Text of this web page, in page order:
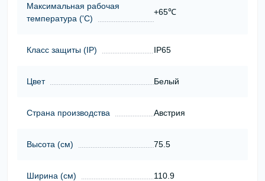
Максимальная рабочая
температура ('С)
+65℃
Класс защиты (ІР) IP65
Цвет Белый
Страна производства Австрия
Высота (cм) 75.5
Ширина (cм) 110.9